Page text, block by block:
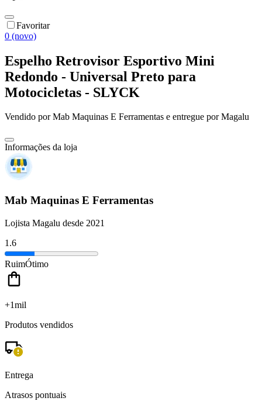
Favoritar
0 (novo)
Espelho Retrovisor Esportivo Mini
Redondo - Universal Preto para
Motocicletas - SLYCK
Vendido porMab Maquinas E Ferramentas e entregue por Magalu
Informações da loja
Mab Maquinas E Ferramentas
Lojista Magalu desde 2021
1.6
RuimÓtimo
+1mil
Produtos vendidos
Entrega
Atrasos pontuais